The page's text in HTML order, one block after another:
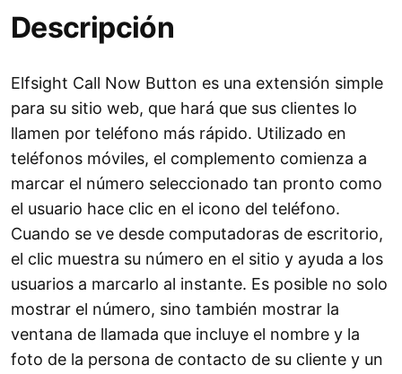
Descripción
Elfsight Call Now Button es una extensión simple
para su sitio web, que hará que sus clientes lo
llamen por teléfono más rápido. Utilizado en
teléfonos móviles, el complemento comienza a
marcar el número seleccionado tan pronto como
el usuario hace clic en el icono del teléfono.
Cuando se ve desde computadoras de escritorio,
el clic muestra su número en el sitio y ayuda a los
usuarios a marcarlo al instante. Es posible no solo
mostrar el número, sino también mostrar la
ventana de llamada que incluye el nombre y la
foto de la persona de contacto de su cliente y un